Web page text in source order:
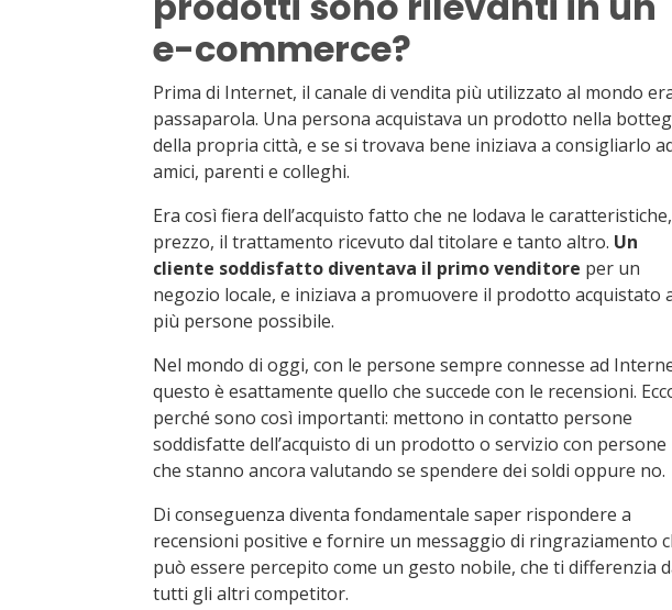
e-commerce?
Prima di Internet, il canale di vendita più utilizzato al mondo
passaparola. Una persona acquistava un prodotto nella
della propria città, e se si trovava bene iniziava a consigliarlo
amici, parenti e colleghi.
Era così fiera dell’acquisto fatto che ne lodava le
prezzo, il trattamento ricevuto dal titolare e tanto altro. Un
cliente soddisfatto diventava il primo venditore per un
negozio locale, e iniziava a promuovere il prodotto acquistato
più persone possibile.
Nel mondo di oggi, con le persone sempre connesse ad
questo è esattamente quello che succede con le recensioni.
perché sono così importanti: mettono in contatto persone
soddisfatte dell’acquisto di un prodotto o servizio con persone
che stanno ancora valutando se spendere dei soldi oppure no.
Di conseguenza diventa fondamentale saper rispondere a
recensioni positive e fornire un messaggio di ringraziamento
può essere percepito come un gesto nobile, che ti differenzia
tutti gli altri competitor.